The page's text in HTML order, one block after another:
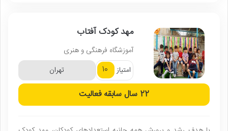
مهد کودک آفتاب
آموزشگاه فرهنگی و هنری
امتیاز
10 تهران
22 سال سابقه فعالیت